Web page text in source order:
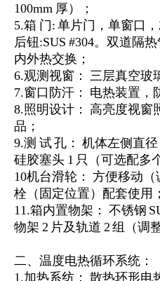
100mm 厚）；
5.箱 门: 单片门，单窗口
后钮:SUS #304。双道隔
内外热交换；
6.观测视窗： 三层真空玻
7.窗口防汗： 电热装置，
8.照明设计： 高亮度视窗
品；
9.测 试 孔： 机体左侧直
硅胶塞头 1 只（可选配多
10机台滑轮： 方便移动
栓（固定位置）配套使用；
11.箱内置物架： 不锈钢
物架 2 片及轨道 2 组（调
二、温度电热循环系统：
1.加热系纺： 散热环形电